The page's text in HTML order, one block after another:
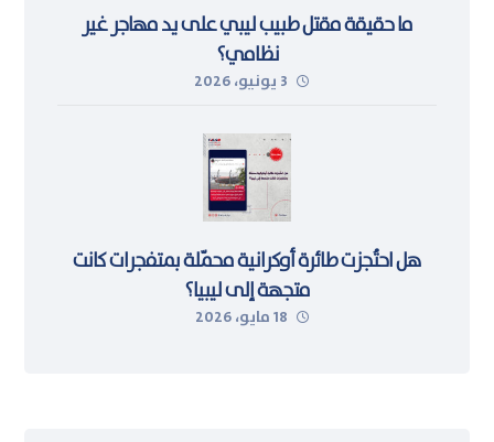
ما حقيقة مقتل طبيب ليبي على يد مهاجر غير
نظامي؟
3 يونيو، 2026
هل احتُجزت طائرة أوكرانية محمّلة بمتفجرات كانت
متجهة إلى ليبيا؟
18 مايو، 2026